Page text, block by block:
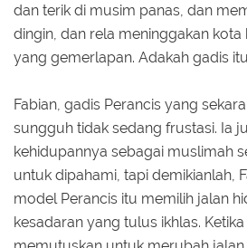
dan terik di musim panas, dan
dingin, dan rela meninggakan kota
yang gemerlapan. Adakah gadis
Fabian, gadis Perancis yang
sungguh tidak sedang frustasi. Ia
kehidupannya sebagai muslimah
untuk dipahami, tapi demikianlah,
model Perancis itu memilih jalan
kesadaran yang tulus ikhlas.